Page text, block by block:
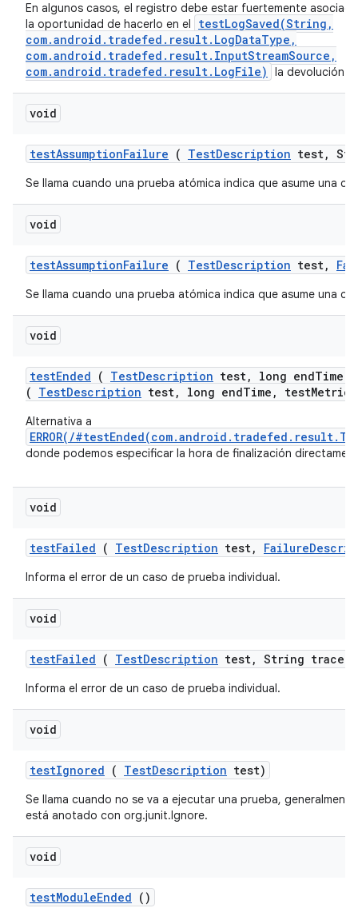
En algunos casos, el registro debe estar fuertemente
la oportunidad de hacerlo en el
testLogSaved(String,
com.android.tradefed.result.LogDataType,
com.android.tradefed.result.InputStreamSource,
com.android.tradefed.result.LogFile)
la devolución
void
testAssumptionFailure ( TestDescription test,
Se llama cuando una prueba atómica indica que asume una
void
testAssumptionFailure ( TestDescription test,
Se llama cuando una prueba atómica indica que asume una
void
testEnded ( TestDescription test, long endTime
( TestDescription test, long endTime,
Alternativa a
ERROR(/
donde podemos especificar la hora de finalización
void
testFailed ( TestDescription test, Failure
Informa el error de un caso de prueba individual.
void
testFailed ( TestDescription test, String trace)
Informa el error de un caso de prueba individual.
void
testIgnored ( TestDescription test)
Se llama cuando no se va a ejecutar una prueba,
está anotado con org.junit.Ignore.
void
testModuleEnded ()